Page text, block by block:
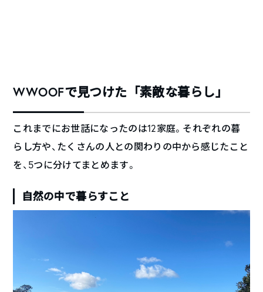
WWOOFで見つけた「素敵な暮らし」
これまでにお世話になったのは12家庭。それぞれの暮
らし方や、たくさんの人との関わりの中から感じたこと
を、5つに分けてまとめます。
自然の中で暮らすこと